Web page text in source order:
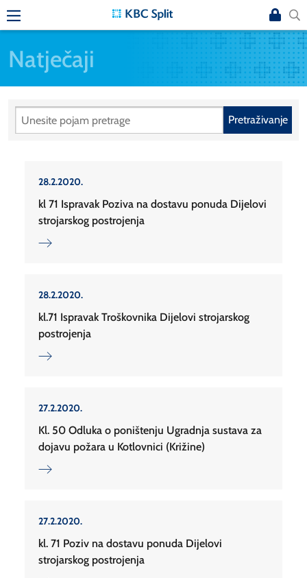
Natječaji
Pretraživanje
28.2.2020.
kl 71 Ispravak Poziva na dostavu ponuda Dijelovi
strojarskog postrojenja
28.2.2020.
kl.71 Ispravak Troškovnika Dijelovi strojarskog
postrojenja
27.2.2020.
Kl. 50 Odluka o poništenju Ugradnja sustava za
dojavu požara u Kotlovnici (Križine)
27.2.2020.
kl. 71 Poziv na dostavu ponuda Dijelovi
strojarskog postrojenja